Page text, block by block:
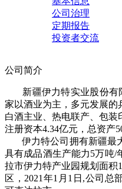
公司治理
定期报告
投资者交流
公司简介
新疆伊力特实业股份有
家以酒业为主，多元发展的
白酒主业、热电联产、包装
注册资本4.34亿元，总资产
伊力特公司拥有新疆最大
具有成品酒生产能力5万吨/
拉市伊力特产业园规划面
区，2021年1月1日,公司总